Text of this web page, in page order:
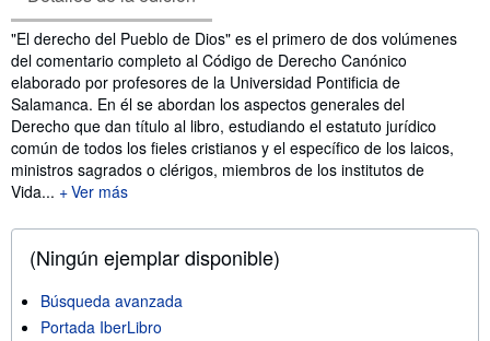
Sinopsis
"El derecho del Pueblo de Dios" es el primero de dos volúmenes
del comentario completo al Código de Derecho Canónico
elaborado por profesores de la Universidad Pontificia de
Salamanca. En él se abordan los aspectos generales del
Derecho que dan título al libro, estudiando el estatuto jurídico
común de todos los fieles cristianos y el específico de los laicos,
ministros sagrados o clérigos, miembros de los institutos de
Vida...
Ver más
(Ningún ejemplar disponible)
Búsqueda avanzada
Portada IberLibro